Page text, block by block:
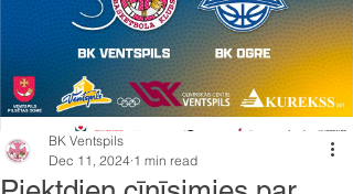
BK Ventspils
Dec 11, 2024 1 min read